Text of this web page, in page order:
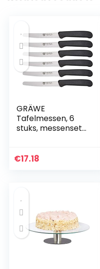
GRÄWE
Tafelmessen, 6
stuks, messenset
ontbijtmessen met
€17.18